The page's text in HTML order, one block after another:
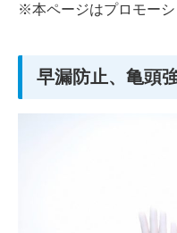
※本ページはプロモー
早漏防止、亀頭